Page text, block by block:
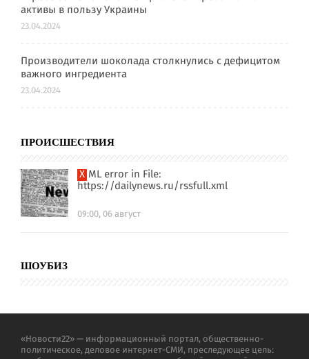
активы в пользу Украины
23.04.2024
Производители шоколада столкнулись с дефицитом
важного ингредиента
23.04.2024
ПРОИСШЕСТВИЯ
XML error in File:
https://dailynews.ru/rssfull.xml
09:00, 06 август
ШОУБИЗ
«Новости22» — информационный портал, общественно-
политическое, деловое интернет-СМИ, преследующее цель: